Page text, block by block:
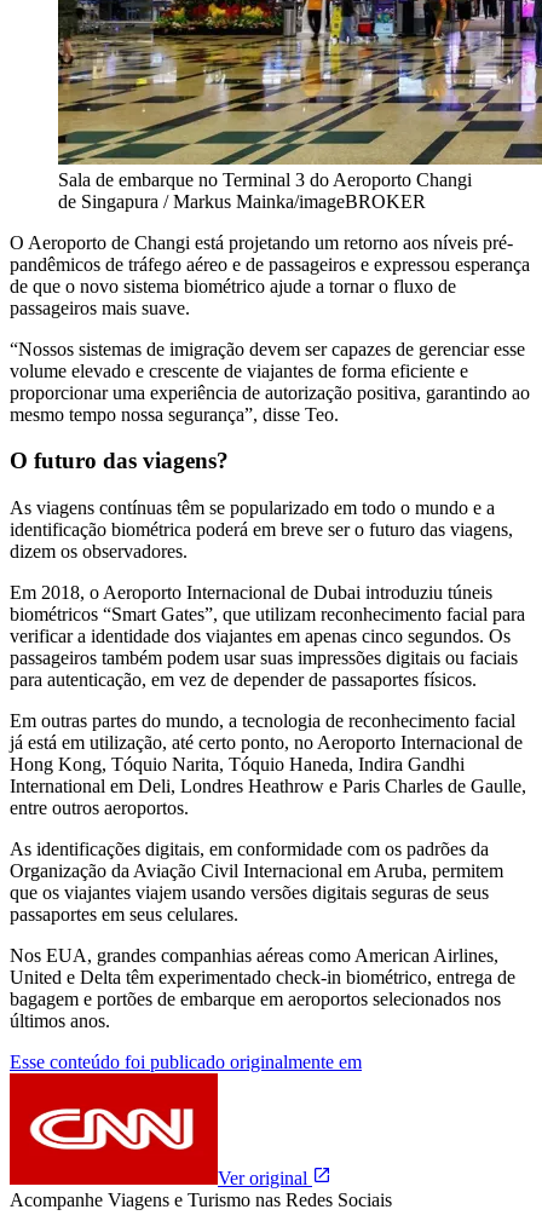
Sala de embarque no Terminal 3 do Aeroporto Changi
de Singapura / Markus Mainka/imageBROKER
O Aeroporto de Changi está projetando um retorno aos níveis pré-
pandêmicos de tráfego aéreo e de passageiros e expressou esperança
de que o novo sistema biométrico ajude a tornar o fluxo de
passageiros mais suave.
“Nossos sistemas de imigração devem ser capazes de gerenciar esse
volume elevado e crescente de viajantes de forma eficiente e
proporcionar uma experiência de autorização positiva, garantindo ao
mesmo tempo nossa segurança”, disse Teo.
O futuro das viagens?
As viagens contínuas têm se popularizado em todo o mundo e a
identificação biométrica poderá em breve ser o futuro das viagens,
dizem os observadores.
Em 2018, o Aeroporto Internacional de Dubai introduziu túneis
biométricos “Smart Gates”, que utilizam reconhecimento facial para
verificar a identidade dos viajantes em apenas cinco segundos. Os
passageiros também podem usar suas impressões digitais ou faciais
para autenticação, em vez de depender de passaportes físicos.
Em outras partes do mundo, a tecnologia de reconhecimento facial
já está em utilização, até certo ponto, no Aeroporto Internacional de
Hong Kong, Tóquio Narita, Tóquio Haneda, Indira Gandhi
International em Deli, Londres Heathrow e Paris Charles de Gaulle,
entre outros aeroportos.
As identificações digitais, em conformidade com os padrões da
Organização da Aviação Civil Internacional em Aruba, permitem
que os viajantes viajem usando versões digitais seguras de seus
passaportes em seus celulares.
Nos EUA, grandes companhias aéreas como American Airlines,
United e Delta têm experimentado check-in biométrico, entrega de
bagagem e portões de embarque em aeroportos selecionados nos
últimos anos.
Esse conteúdo foi publicado originalmente em
Ver original
Acompanhe Viagens e Turismo nas Redes Sociais